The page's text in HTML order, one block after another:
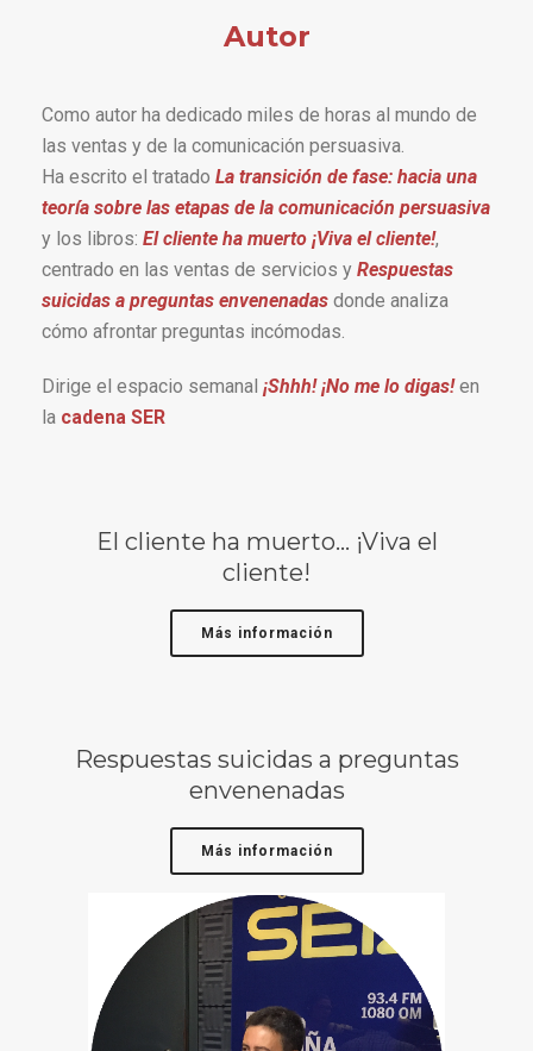
Autor
Como autor ha dedicado miles de horas al mundo de
las ventas y de la comunicación persuasiva.
Ha escrito el tratado La transición de fase: hacia una
teoría sobre las etapas de la comunicación persuasiva
y los libros: El cliente ha muerto ¡Viva el cliente!,
centrado en las ventas de servicios y Respuestas
suicidas a preguntas envenenadas donde analiza
cómo afrontar preguntas incómodas.
Dirige el espacio semanal ¡Shhh! ¡No me lo digas!en
la cadena SER
El cliente ha muerto… ¡Viva el
cliente!
Más información
Respuestas suicidas a preguntas
envenenadas
Más información